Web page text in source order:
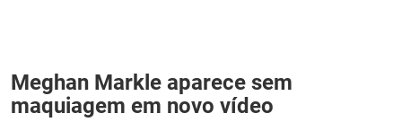
Meghan Markle aparece sem
maquiagem em novo vídeo